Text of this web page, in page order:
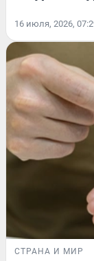
16 июля, 2026,
СТРАНА И МИР